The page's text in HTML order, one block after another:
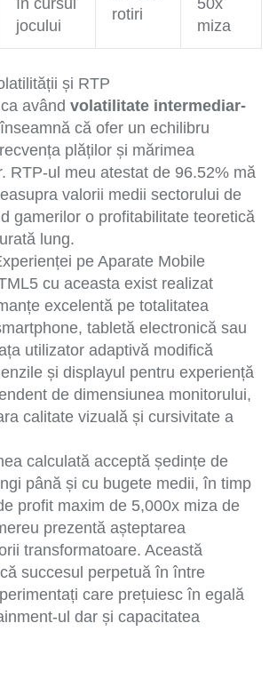
în cursul
jocului
rotiri
50x
miza
și RTP
având volatilitate intermediar-
că ofer un echilibru
plăților și mărimea
RTP-ul meu atestat de 96.52% mă
valorii medii sectorului de
gamerilor o profitabilitate teoretică
lung.
pe Aparate Mobile
cu aceasta exist realizat
excelentă pe totalitatea
tabletă electronică sau
utilizator adaptivă modifică
și displayul pentru experiență
de dimensiunea monitorului,
calitate vizuală și cursivitate a
calculată acceptă ședințe de
până și cu bugete medii, în timp
profit maxim de 5,000x miza de
prezentă așteptarea
transformatoare. Această
succesul perpetuă în între
care prețuiesc în egală
ul dar și capacitatea